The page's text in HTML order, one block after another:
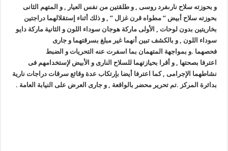
و بحوزته سلاح نارىفرد روسى , و طلقتين من نفس العيار , و المتهم الثانى
بحوزته سلاح أبيض ” مطواه قرن غزال ” , و ذلك أثناء إستقلالهما دراجتين
بخاريتين بدون لوحات , الأولى ماركة هوجان سوداء اللون و الثانية ماركة دايو
سوداء اللون , و بالكشف تبين أنهما غير مبلغ بسرقتهما و جارى
فحصهما .و بمواجهة المتهمان بما اسفرت عنه التحريات و الضبط
اعترفا بصحتها , و أقرا بحيازتهما للسلاح النارى و الأبيض لإستخدامهم فى
نشاطهما الإجرامى, كما اعترفا أيضا بإرتكاب عدة وقائع سرقات دراجات نارية
بدائرة المركز .تم تحرير محضر بالواقعة , و جارى العرض على النيابة العامة .